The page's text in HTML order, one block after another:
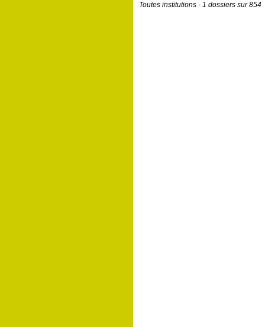
Toutes institutions - 1 dossiers sur 854